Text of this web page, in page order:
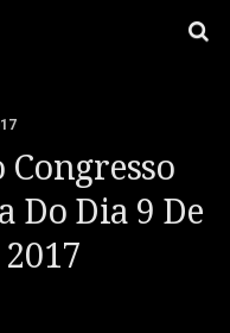
Do Dia 9 De